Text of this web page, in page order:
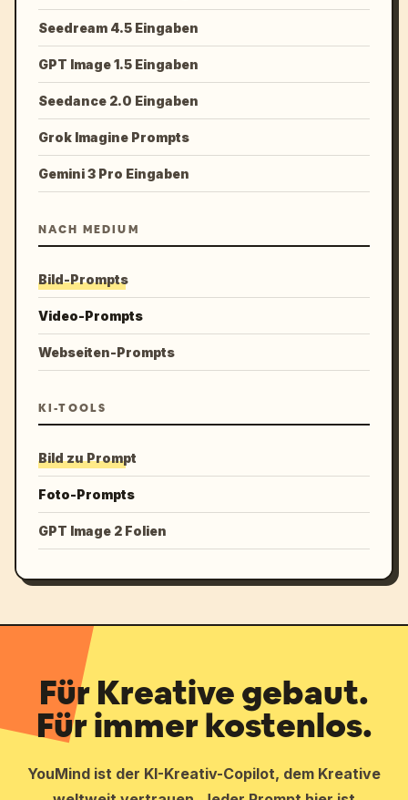
Seedream 4.5 Eingaben
GPT Image 1.5 Eingaben
Seedance 2.0 Eingaben
Grok Imagine Prompts
Gemini 3 Pro Eingaben
NACH MEDIUM
Bild-Prompts
Video-Prompts
Webseiten-Prompts
KI-TOOLS
Bild zu Prompt
Foto-Prompts
GPT Image 2 Folien
Für Kreative gebaut.
Für immer kostenlos.
YouMind ist der KI-Kreativ-Copilot, dem Kreative